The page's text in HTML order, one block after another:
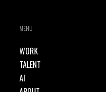
MENU
WORK
TALENT
AI